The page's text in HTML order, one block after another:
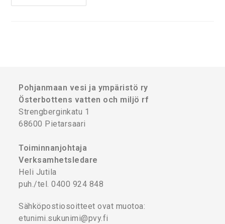
Pohjanmaan vesi ja ympäristö ry
Österbottens vatten och miljö rf
Strengberginkatu 1
68600 Pietarsaari
Toiminnanjohtaja
Verksamhetsledare
Heli Jutila
puh./tel. 0400 924 848
Sähköpostiosoitteet ovat muotoa:
etunimi.sukunimi@pvy.fi